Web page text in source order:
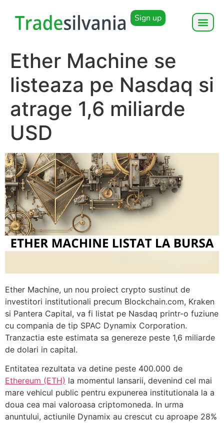
Sign up
Ether Machine se
listeaza pe Nasdaq si
atrage 1,6 miliarde
USD
Ether Machine, un nou proiect crypto sustinut de
investitori institutionali precum Blockchain.com, Kraken
si Pantera Capital, va fi listat pe Nasdaq printr-o fuziune
cu compania de tip SPAC Dynamix Corporation.
Tranzactia este estimata sa genereze peste 1,6 miliarde
de dolari in capital.
Entitatea rezultata va detine peste 400.000 de
Ethereum (ETH) la momentul lansarii, devenind cel mai
mare vehicul public pentru expunerea institutionala la a
doua cea mai valoroasa criptomoneda. In urma
anuntului, actiunile Dynamix au crescut cu aproape 28%